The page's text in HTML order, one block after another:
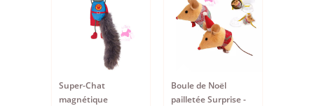
Super-Chat
magnétique
Boule de Noël
pailletée Surprise -